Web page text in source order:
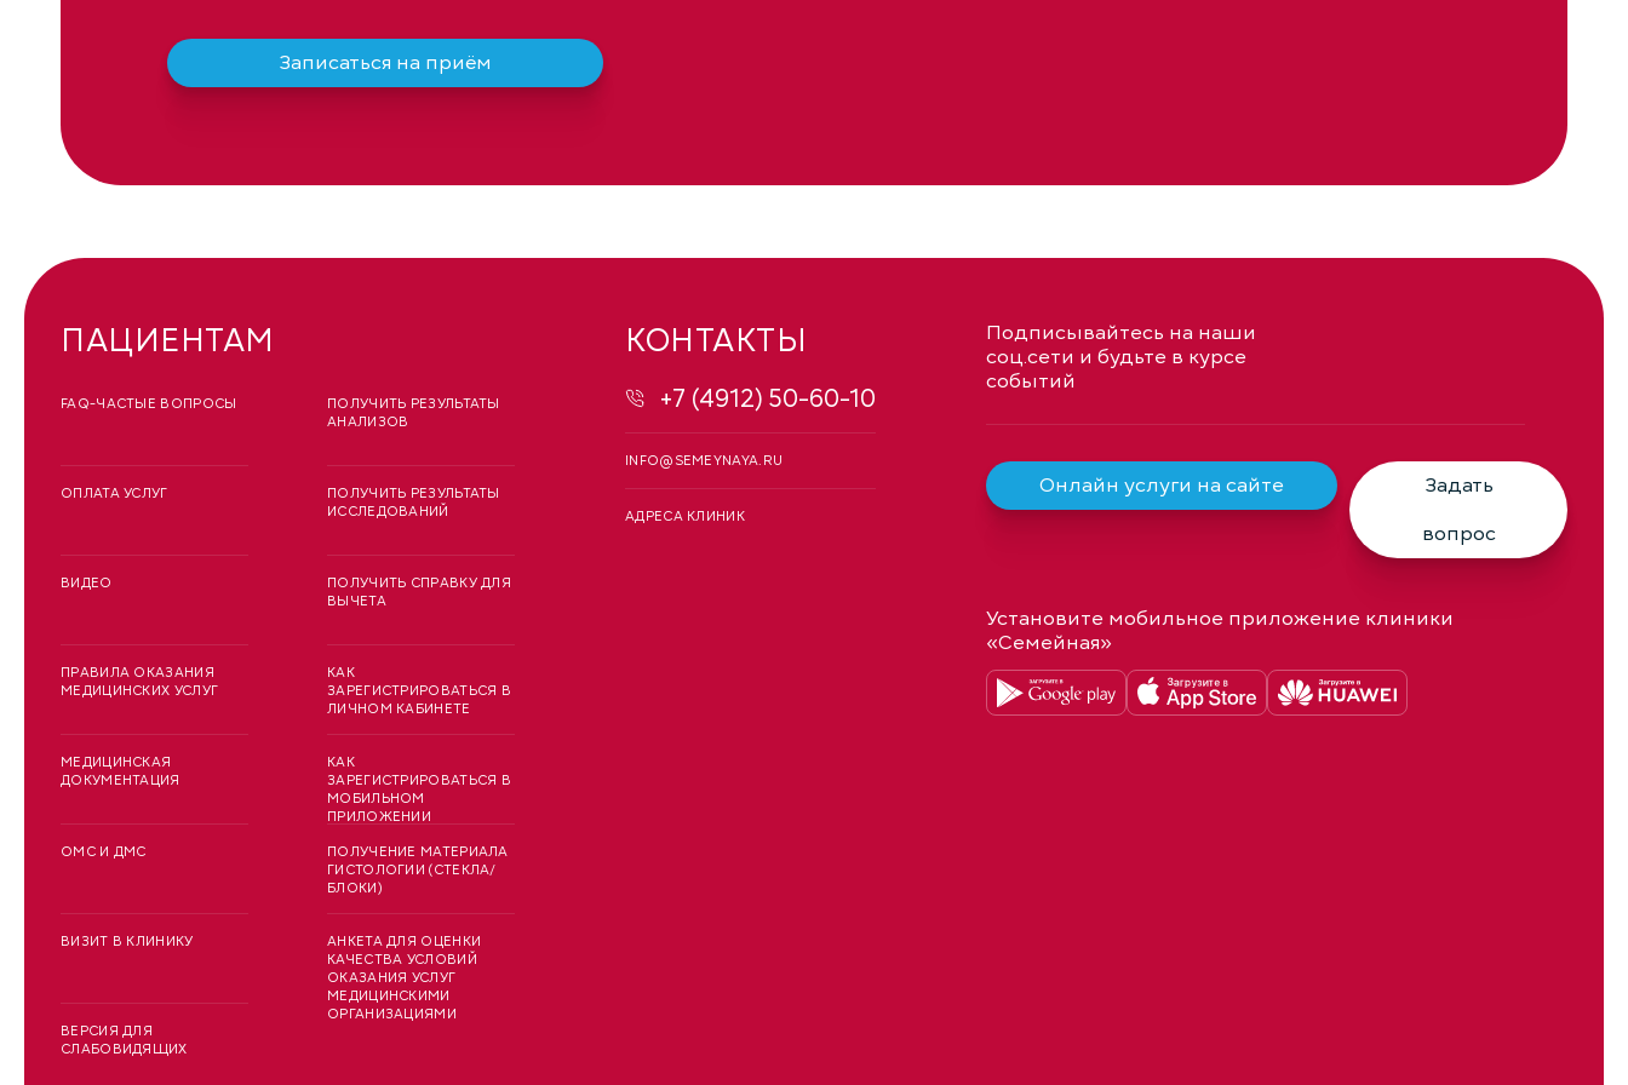
Записаться на приём
ПАЦИЕНТАМ
FAQ-ЧАСТЫЕ ВОПРОСЫ
ОПЛАТА УСЛУГ
ВИДЕО
ПРАВИЛА ОКАЗАНИЯ
МЕДИЦИНСКИХ УСЛУГ
МЕДИЦИНСКАЯ
ДОКУМЕНТАЦИЯ
ОМС И ДМС
ВИЗИТ В КЛИНИКУ
ВЕРСИЯ ДЛЯ
СЛАБОВИДЯЩИХ
ПОЛУЧИТЬ РЕЗУЛЬТАТЫ
АНАЛИЗОВ
ПОЛУЧИТЬ РЕЗУЛЬТАТЫ
ИССЛЕДОВАНИЙ
ПОЛУЧИТЬ СПРАВКУ ДЛЯ
ВЫЧЕТА
КАК
ЗАРЕГИСТРИРОВАТЬСЯ В
ЛИЧНОМ КАБИНЕТЕ
КАК
ЗАРЕГИСТРИРОВАТЬСЯ В
МОБИЛЬНОМ
ПРИЛОЖЕНИИ
ПОЛУЧЕНИЕ МАТЕРИАЛА
ГИСТОЛОГИИ (СТЕКЛА/
БЛОКИ)
АНКЕТА ДЛЯ ОЦЕНКИ
КАЧЕСТВА УСЛОВИЙ
ОКАЗАНИЯ УСЛУГ
МЕДИЦИНСКИМИ
ОРГАНИЗАЦИЯМИ
КОНТАКТЫ
+7 (4912) 50-60-10
INFO@SEMEYNAYA.RU
АДРЕСА КЛИНИК
Подписывайтесь на наши
соц.сети и будьте в курсе
событий
Онлайн услуги на сайте
Задать
вопрос
Установите мобильное приложение клиники
«Семейная»